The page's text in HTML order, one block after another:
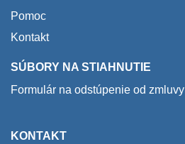
Pomoc
Kontakt
SÚBORY NA STIAHNUTIE
Formulár na odstúpenie od zmluvy
KONTAKT